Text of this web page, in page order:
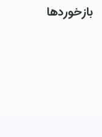
بازخوردها